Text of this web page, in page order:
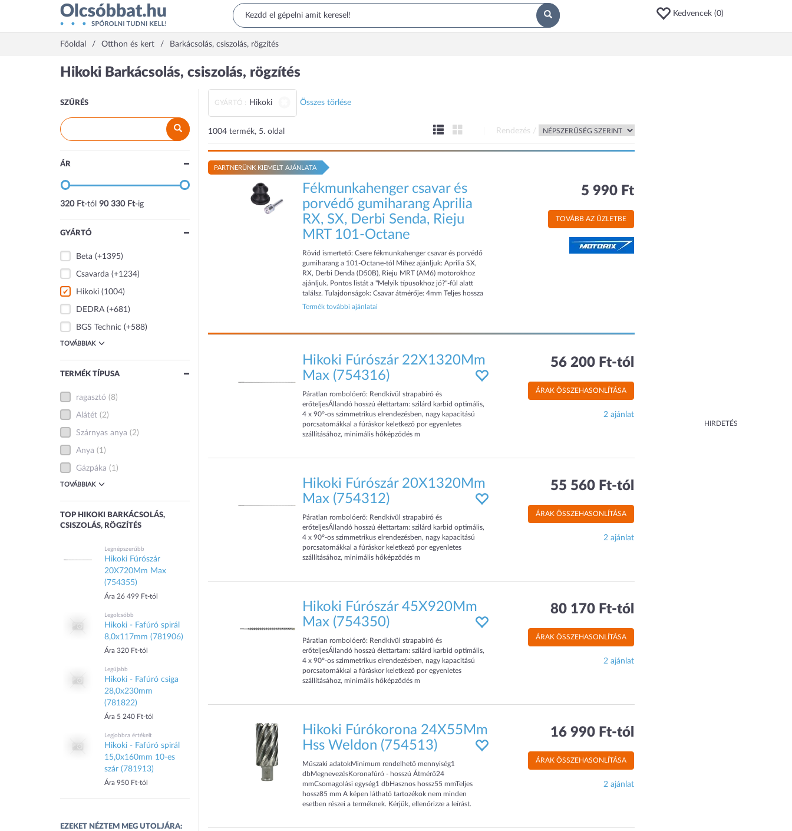
Kedvencek (0)
Főoldal Otthon és kert Barkácsolás, csiszolás, rögzítés
HIRDETÉS
Hikoki Barkácsolás, csiszolás, rögzítés
SZŰRÉS
ÁR
320 Ft-tól 90 330 Ft-ig
GYÁRTÓ
Beta (+1395)
Csavarda (+1234)
Hikoki (1004)
DEDRA (+681)
BGS Technic (+588)
TOVÁBBIAK
TERMÉK TÍPUSA
ragasztó (8)
Alátét (2)
Szárnyas anya (2)
Anya (1)
Gázpáka (1)
TOVÁBBIAK
TOP HIKOKI BARKÁCSOLÁS,
CSISZOLÁS, RÖGZÍTÉS
Legnépszerűbb
Hikoki Fúrószár
20X720Mm Max
(754355)
Ára 26 499 Ft-tól
Legolcsóbb
Hikoki - Fafúró spirál
8,0x117mm (781906)
Ára 320 Ft-tól
Legújabb
Hikoki - Fafúró csiga
28,0x230mm
(781822)
Ára 5 240 Ft-tól
Legjobbra értékelt
Hikoki - Fafúró spirál
15,0x160mm 10-es
szár (781913)
Ára 950 Ft-tól
EZEKET NÉZTEM MEG UTOLJÁRA:
GYÁRTÓ : Hikoki Összes törlése
1004 termék, 5. oldal Rendezés /
PARTNERÜNK KIEMELT AJÁNLATA
Fékmunkahenger csavar és
porvédő gumiharang Aprilia
RX, SX, Derbi Senda, Rieju
MRT 101-Octane
Rövid ismertető: Csere fékmunkahenger csavar és porvédő
gumiharang a 101-Octane-tól Mihez ajánljuk: Aprilia SX,
RX, Derbi Denda (D50B), Rieju MRT (AM6) motorokhoz
ajánljuk. Pontos listát a "Melyik típusokhoz jó?"-fül alatt
találsz. Tulajdonságok: Csavar átmérője: 4mm Teljes hossza
(fejrésszel együtt): 29mm Csavar hossza (fejrész mélkü)...
Termék további ajánlatai
5 990 Ft
TOVÁBB AZ ÜZLETBE
Hikoki Fúrószár 22X1320Mm
Max (754316)
Páratlan rombolóerő: Rendkívül strapabíró és
erőteljesÁllandó hosszú élettartam: szilárd karbid optimális,
4 x 90°-os szimmetrikus elrendezésben, nagy kapacitású
porcsatornákkal a fúráskor keletkező por egyenletes
szállításához, minimális hőképződés m
56 200 Ft-tól
ÁRAK ÖSSZEHASONLÍTÁSA
2 ajánlat
Hikoki Fúrószár 20X1320Mm
Max (754312)
Páratlan rombolóerő: Rendkívül strapabíró és
erőteljesÁllandó hosszú élettartam: szilárd karbid optimális,
4 x 90°-os szimmetrikus elrendezésben, nagy kapacitású
porcsatornákkal a fúráskor keletkező por egyenletes
szállításához, minimális hőképződés m
55 560 Ft-tól
ÁRAK ÖSSZEHASONLÍTÁSA
2 ajánlat
Hikoki Fúrószár 45X920Mm
Max (754350)
Páratlan rombolóerő: Rendkívül strapabíró és
erőteljesÁllandó hosszú élettartam: szilárd karbid optimális,
4 x 90°-os szimmetrikus elrendezésben, nagy kapacitású
porcsatornákkal a fúráskor keletkező por egyenletes
szállításához, minimális hőképződés m
80 170 Ft-tól
ÁRAK ÖSSZEHASONLÍTÁSA
2 ajánlat
Hikoki Fúrókorona 24X55Mm
Hss Weldon (754513)
Műszaki adatokMinimum rendelhető mennyiség1
dbMegnevezésKoronafúró - hosszú Átmérő24
mmCsomagolási egység1 dbHasznos hossz55 mmTeljes
hossz85 mm A képen látható tartozékok nem minden
esetben részei a terméknek. Kérjük, ellenőrizze a leírást.
16 990 Ft-tól
ÁRAK ÖSSZEHASONLÍTÁSA
2 ajánlat